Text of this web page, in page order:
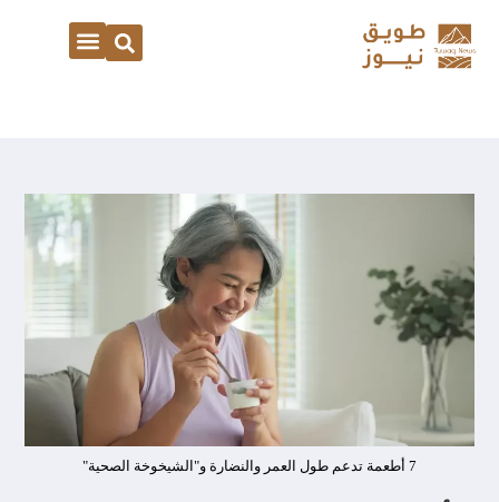
7 أطعمة تدعم طول العمر والنضارة و"الشيخوخة الصحية"